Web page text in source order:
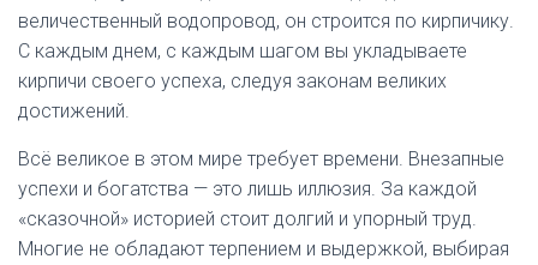
величественный водопровод, он строится по кирпичику.
С каждым днем, с каждым шагом вы укладываете
кирпичи своего успеха, следуя законам великих
достижений.
Всё великое в этом мире требует времени. Внезапные
успехи и богатства — это лишь иллюзия. За каждой
«сказочной» историей стоит долгий и упорный труд.
Многие не обладают терпением и выдержкой, выбирая